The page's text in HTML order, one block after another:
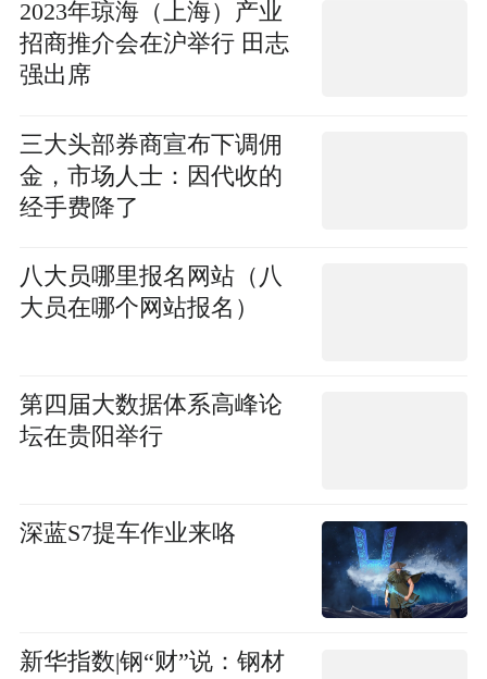
2023年琼海（上海）产业
招商推介会在沪举行 田志
强出席
三大头部券商宣布下调佣
金，市场人士：因代收的
经手费降了
八大员哪里报名网站（八
大员在哪个网站报名）
第四届大数据体系高峰论
坛在贵阳举行
深蓝S7提车作业来咯
新华指数|钢“财”说：钢材